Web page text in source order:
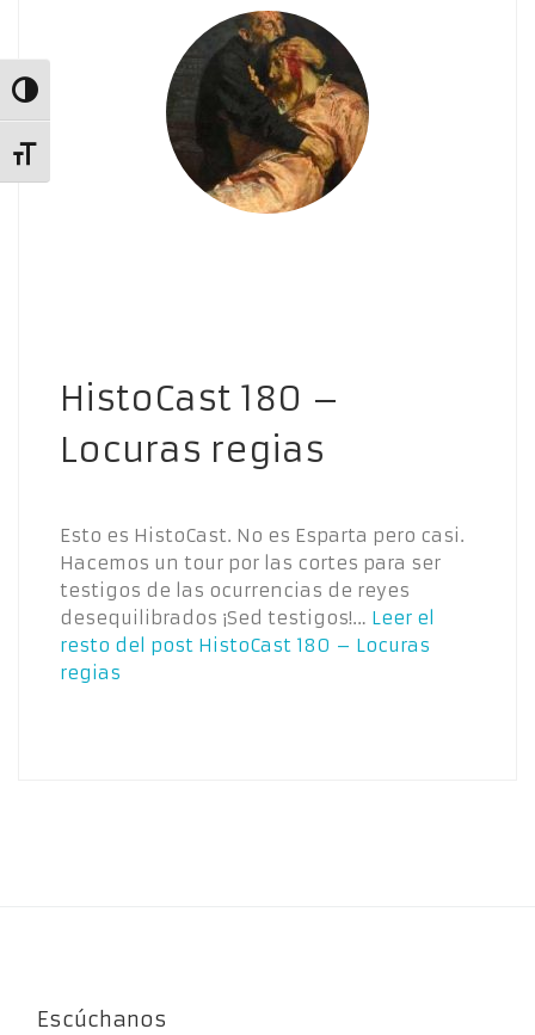
Alternar alto contraste
Alternar tamaño de letra
HistoCast 180 –
Locuras regias
Esto es HistoCast. No es Esparta pero casi.
Hacemos un tour por las cortes para ser
testigos de las ocurrencias de reyes
desequilibrados ¡Sed testigos!… Leer el
resto del post HistoCast 180 – Locuras
regias
Escúchanos